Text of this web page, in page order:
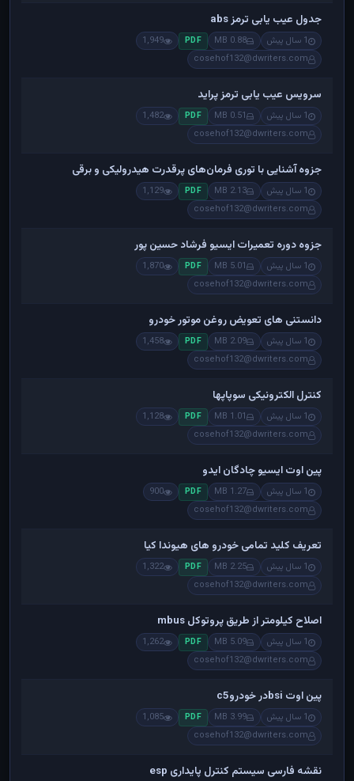
جدول عیب یابی ترمز abs
1 سال پیش 0.88 MB
PDF
1,949
cosehof132@dwriters.com
سرویس عیب یابی ترمز پراید
1 سال پیش 0.51 MB
PDF
1,482
cosehof132@dwriters.com
جزوه آشنایی با توری فرمان‌های پرقدرت هیدرولیکی و برقی
1 سال پیش 2.13 MB
PDF
1,129
cosehof132@dwriters.com
جزوه دوره تعمیرات ایسیو فرشاد حسین پور
1 سال پیش 5.01 MB
PDF
1,870
cosehof132@dwriters.com
دانستنی های تعویض روغن موتور خودرو
1 سال پیش 2.09 MB
PDF
1,458
cosehof132@dwriters.com
کنترل الکترونیکی سوپاپها
1 سال پیش 1.01 MB
PDF
1,128
cosehof132@dwriters.com
پین اوت ایسیو چادگان ایدو
1 سال پیش 1.27 MB
PDF
900
cosehof132@dwriters.com
تعریف کلید تمامی خودرو های هیوندا کیا
1 سال پیش 2.25 MB
PDF
1,322
cosehof132@dwriters.com
اصلاح کیلومتر از طریق پروتوکل mbus
1 سال پیش 5.09 MB
PDF
1,262
cosehof132@dwriters.com
پین اوت bsiدر خودروc5
1 سال پیش 3.99 MB
PDF
1,085
cosehof132@dwriters.com
نقشه فارسی سیستم کنترل پایداری esp